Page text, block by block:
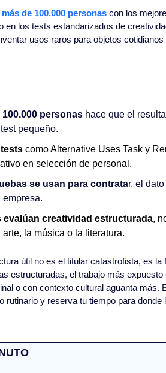
de 100.000 personas con los
en los tests estandarizados de
usos raros para objetos
personas hace que el
pequeño.
como Alternative Uses Task y
en selección de personal.
se usan para contratar, el
empresa.
evalúan creatividad estructurada,
la música o la literatura.
útil no es el titular catastrofista, es
estructuradas, el trabajo más
o con contexto cultural aguanta más.
rutinario y reserva tu tiempo para